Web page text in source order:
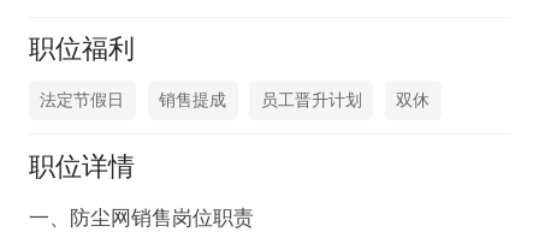
职位福利
法定节假日 销售提成 员工晋升计划 双休
职位详情
一、防尘网销售岗位职责